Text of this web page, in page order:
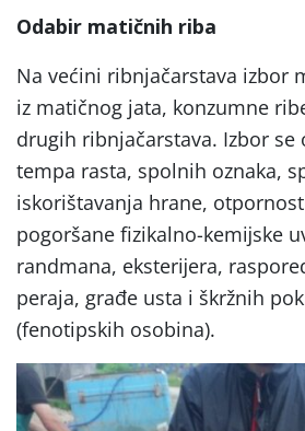
Odabir matičnih riba
Na većini ribnjačarstava izbor
iz matičnog jata, konzumne
drugih ribnjačarstava. Izbor se
tempa rasta, spolnih oznaka,
iskorištavanja hrane,
pogoršane fizikalno-kemĳske
randmana, eksterĳera,
peraja, građe usta i škržnih
(fenotipskih osobina).